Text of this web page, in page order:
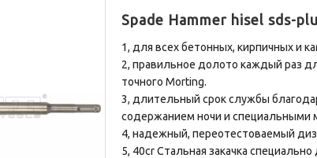
Spade Hammer hisel sds-
1, для всех бетонных, кирпичных и
2, правильное долото каждый раз
точного Morting.
3, длительный срок службы
содержанием ночи и специальными
4, надежный, переотестоваемый
5, 40cr Стальная закачка